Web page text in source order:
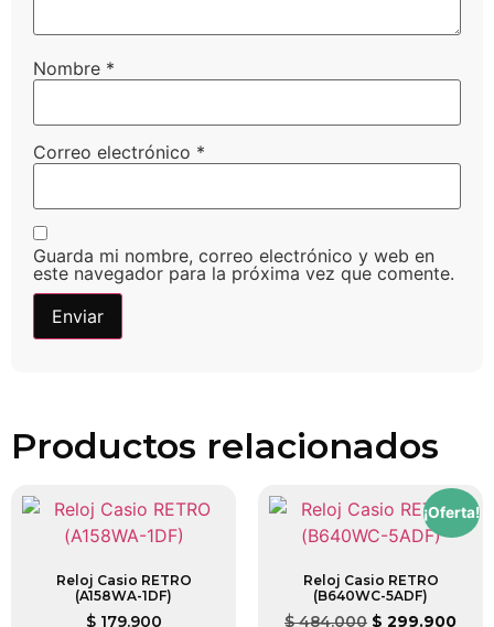
Nombre *
Correo electrónico *
Guarda mi nombre, correo electrónico y web en
este navegador para la próxima vez que comente.
Productos relacionados
Reloj Casio RETRO
(A158WA-1DF)
$179.900
¡Oferta!
Reloj Casio RETRO
(B640WC-5ADF)
$484.000 $ 299.900